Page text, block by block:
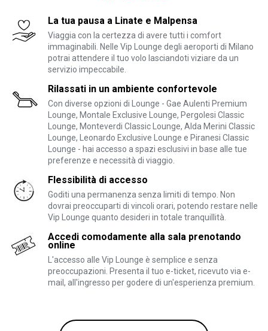
La tua pausa a Linate e Malpensa
Viaggia con la certezza di avere tutti i comfort
immaginabili. Nelle Vip Lounge degli aeroporti di Milano
potrai attendere il tuo volo lasciandoti viziare da un
servizio impeccabile.
Rilassati in un ambiente confortevole
Con diverse opzioni di Lounge - Gae Aulenti Premium
Lounge, Montale Exclusive Lounge, Pergolesi Classic
Lounge, Monteverdi Classic Lounge, Alda Merini Classic
Lounge, Leonardo Exclusive Lounge e Piranesi Classic
Lounge - hai accesso a spazi esclusivi in base alle tue
preferenze e necessità di viaggio.
Flessibilità di accesso
Goditi una permanenza senza limiti di tempo. Non
dovrai preoccuparti di vincoli orari, potendo restare nelle
Vip Lounge quanto desideri in totale tranquillità.
Accedi comodamente alla sala prenotando
online
L'accesso alle Vip Lounge è semplice e senza
preoccupazioni. Presenta il tuo e-ticket, ricevuto via e-
mail, all'ingresso per godere di un'esperienza premium.